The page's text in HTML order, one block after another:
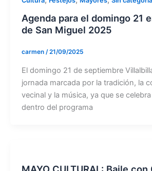
Agenda para el domingo 21
de San Miguel 2025
carmen /21/09/2025
El domingo 21 de septiembre
jornada marcada por la tradición, la
vecinal y la música, ya que se
dentro del programa